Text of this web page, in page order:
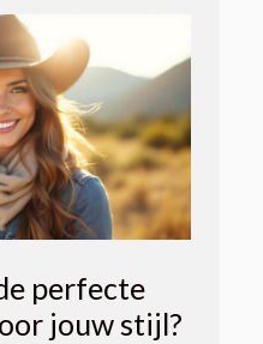
perfecte
jouw stijl?